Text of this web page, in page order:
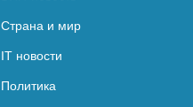
Страна и мир
IT новости
Политика